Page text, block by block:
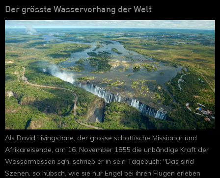
Der grösste Wasservorhang der Welt
Als David Livingstone, der grosse schottische Missionar und
Afrikareisende, am 16. November 1855 die unbändige Kraft der
Wassermassen sah, schrieb er in sein Tagebuch: "Das sind
Szenen, so hübsch, wie sie nur Engel bei ihren Flügen erleben